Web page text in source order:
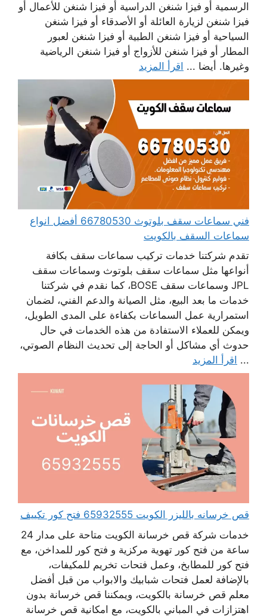
الرسمية أو فيزا شنغن الدراسية أو فيزا شنغن للأعمال أو
فيزا شنغن لزيارة العائلة أو الأصدقاء أو فيزا شنغن
السياحية أو فيزا شنغن الطبية أو فيزا شنغن لعبور
المطار أو فيزا شنغن للأزواج أو فيزا شنغن الرياضية
وغيرها. أيضا ... اقرأ المزيد
فني سماعات سقف بلوتوث 66780530 أفضل انواع
سماعات السقف بالكويت
تقدم شركتنا خدمات تركيب سماعات سقف بكافة
أنواعها مثل سماعات سقف بلوتوث وسماعات سقف
JPL وسماعات سقف BOSE، كما نقدم في شركتنا
خدمات ما بعد البيع، مثل الصيانة والدعم الفني، لضمان
استمرارية عمل السماعات بكفاءة على المدى الطويل،
ويمكن للعملاء الاستفادة من هذه الخدمات في حال
حدوث أي مشاكل أو الحاجة إلى تحديث النظام الصوتي،
... اقرأ المزيد
قص خرسانه بالليزر الكويت 65932555 فتح كور تكييف
خدمات شركة قص خرسانة الكويت متاحة على مدار 24
ساعة من فتح كور تهوية مركزية و فتح كور للمداخن، مع
فتح كور للمطابخ، وعمل فتحات تخريم للمكيفات،
بالإضافة لعمل فتحات شبابيك والابواب من قبل أفضل
معلم قص خرسانة بالكويت، ويمكننا قص خرسانة بدون
اهتزازات في المباني بالكويت، مع امكانية قص خرسانة